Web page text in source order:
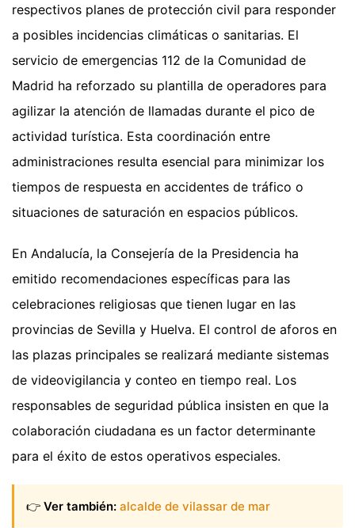
respectivos planes de protección civil para responder
a posibles incidencias climáticas o sanitarias. El
servicio de emergencias 112 de la Comunidad de
Madrid ha reforzado su plantilla de operadores para
agilizar la atención de llamadas durante el pico de
actividad turística. Esta coordinación entre
administraciones resulta esencial para minimizar los
tiempos de respuesta en accidentes de tráfico o
situaciones de saturación en espacios públicos.
En Andalucía, la Consejería de la Presidencia ha
emitido recomendaciones específicas para las
celebraciones religiosas que tienen lugar en las
provincias de Sevilla y Huelva. El control de aforos en
las plazas principales se realizará mediante sistemas
de videovigilancia y conteo en tiempo real. Los
responsables de seguridad pública insisten en que la
colaboración ciudadana es un factor determinante
para el éxito de estos operativos especiales.
👉 Ver también: alcalde de vilassar de mar